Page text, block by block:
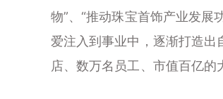
物”、“推动珠宝首饰产业发展
爱注入到事业中，逐渐打造
店、数万名员工、市值百亿的